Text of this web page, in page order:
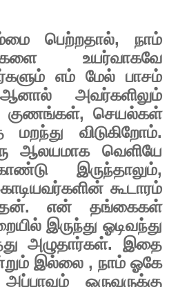
பெற்றதால், நாம்
உயர்வாகவே
எம் மேல் பாசம்
ஆனால்
அவர்களிலும்
குணங்கள்,செயல்கள்
மறந்து விடுகிறோம்.
ஆலயமாக
வெளியே
இருந்தாலும்,
கூடாரம்
.என்
தங்கைகள்
இருந்து ஓடிவந்து
அழுதார்கள்.இதை
இல்லை , நாம் ஓகே
அப்பாவும் ஒருவருக்கு